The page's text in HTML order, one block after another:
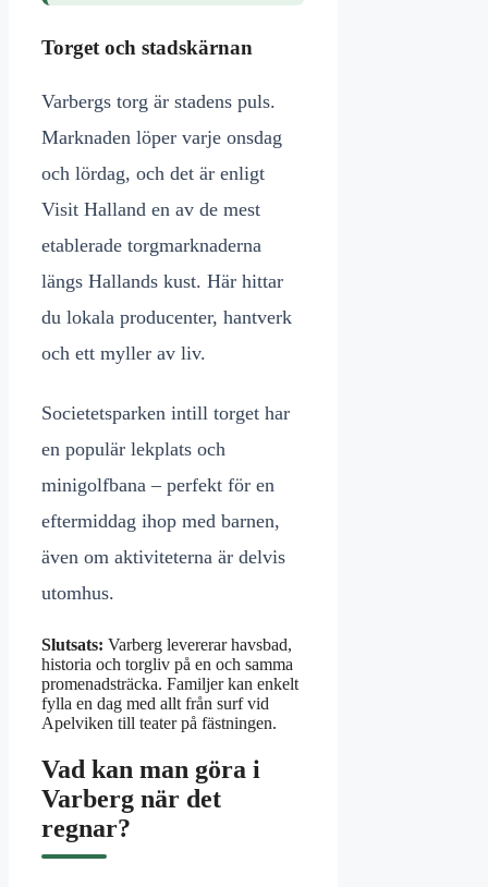
Torget och stadskärnan
Varbergs torg är stadens puls.
Marknaden löper varje onsdag
och lördag, och det är enligt
Visit Halland en av de mest
etablerade torgmarknaderna
längs Hallands kust. Här hittar
du lokala producenter, hantverk
och ett myller av liv.
Societetsparken intill torget har
en populär lekplats och
minigolfbana – perfekt för en
eftermiddag ihop med barnen,
även om aktiviteterna är delvis
utomhus.
Slutsats: Varberg levererar havsbad,
historia och torgliv på en och samma
promenadsträcka. Familjer kan enkelt
fylla en dag med allt från surf vid
Apelviken till teater på fästningen.
Vad kan man göra i
Varberg när det
regnar?